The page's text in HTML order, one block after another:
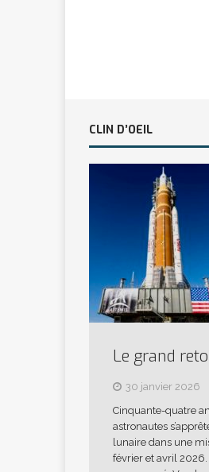
CLIN D’OEIL
Le grand
30 janvier 2026
Cinquante-quatre
astronautes
lunaire dans une
février et avril